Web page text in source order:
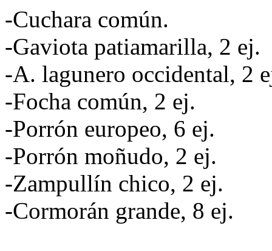
-Cuchara común.
-Gaviota patiamarilla, 2 ej.
-A. lagunero occidental, 2
-Focha común, 2 ej.
-Porrón europeo, 6 ej.
-Porrón moñudo, 2 ej.
-Zampullín chico, 2 ej.
-Cormorán grande, 8 ej.